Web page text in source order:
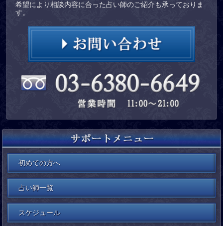
希望により相談内容に合った占い師のご紹介も承っておりま
す。
初めての方へ
占い師一覧
スケジュール